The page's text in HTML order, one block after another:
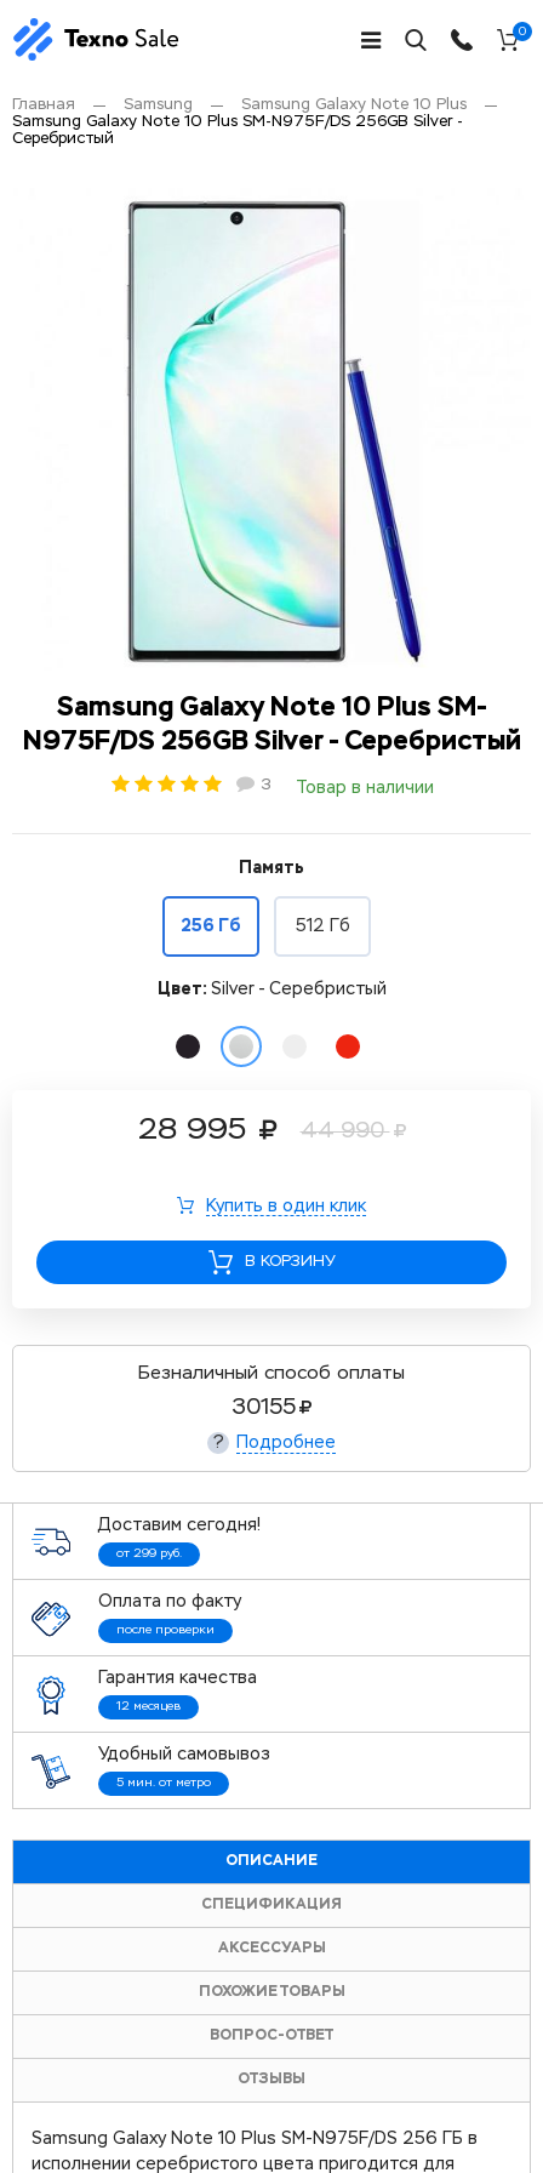
0
Главная Samsung
Samsung Galaxy Note 10 Plus
Samsung Galaxy Note 10 Plus SM-N975F/DS 256GB Silver -
Серебристый
Samsung Galaxy Note 10 Plus SM-
N975F/DS 256GB Silver - Серебристый
3 Товар в наличии
Память
256 Гб 512 Гб
Цвет: Silver - Серебристый
28 995 44 990
Купить в один клик
В КОРЗИНУ
30155
Безналичный способ оплаты
? Подробнее
Доставим сегодня!
от 299 руб.
Оплата по факту
после проверки
Гарантия качества
12 месяцев
Удобный самовывоз
5 мин. от метро
ОПИСАНИЕ
СПЕЦИФИКАЦИЯ
АКСЕССУАРЫ
ПОХОЖИЕ ТОВАРЫ
ВОПРОС-ОТВЕТ
ОТЗЫВЫ
Samsung Galaxy Note 10 Plus SM-N975F/DS 256 ГБ в
исполнении серебристого цвета пригодится для